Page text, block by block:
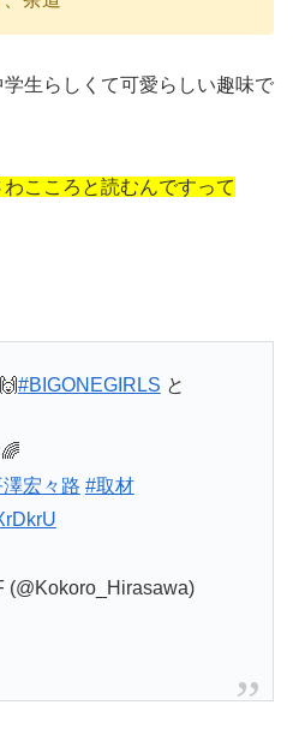
生らしくて可愛らしい趣味で
こころと読むんですって
#BIGONEGIRLS と
宏々路 #取材